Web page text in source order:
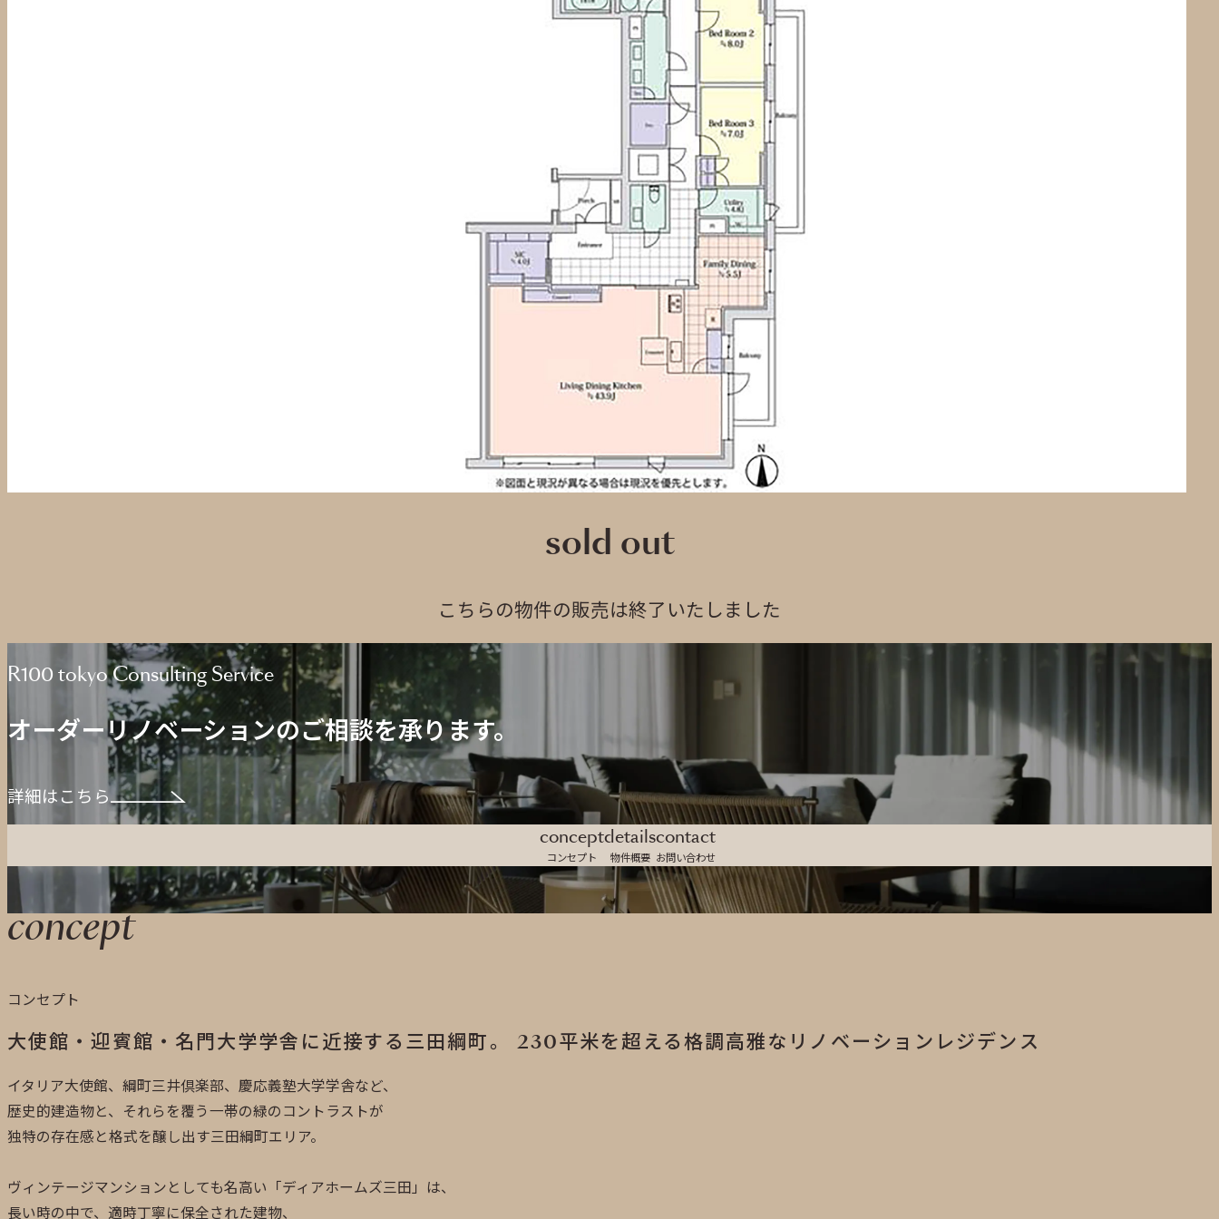
sold out
こちらの物件の販売は終了いたしました
R100 tokyo Consulting Service
オーダーリノベーションのご相談を承ります。
詳細はこちら
concept
コンセプト
details
物件概要
contact
お問い合わせ
concept
コンセプト
大使館・迎賓館・名門大学学舎に近接する三田綱町。 230平米を超える格調高雅なリノベーションレジデンス
イタリア大使館、綱町三井倶楽部、慶応義塾大学学舎など、
歴史的建造物と、それらを覆う一帯の緑のコントラストが
独特の存在感と格式を醸し出す三田綱町エリア。
ヴィンテージマンションとしても名高い「ディアホームズ三田」は、
長い時の中で、適時丁寧に保全された建物、